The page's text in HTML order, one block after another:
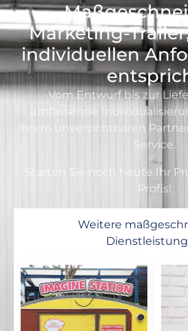
Marketing-
individuellen
Vom Entwurf bis zur
umfassende
Ihrem unverzichtbaren
Service.
Starten Sie noch heute Ihr
Profis!
Weitere